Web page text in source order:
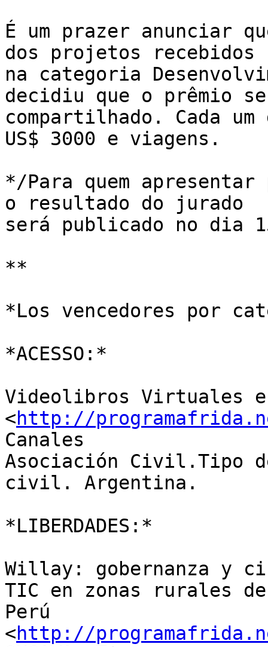
É um prazer anunciar
dos projetos recebidos
na categoria
decidiu que o prêmio
compartilhado. Cada
US$ 3000 e viagens.
*/Para quem apresentar
o resultado do jurado
será publicado no
**
*Los vencedores por
*ACESSO:*
Videolibros Virtuales
<http://
Canales
Asociación Civil.Tipo
civil. Argentina.
*LIBERDADES:*
Willay: gobernanza y
TIC en zonas rurales
Perú
<http://